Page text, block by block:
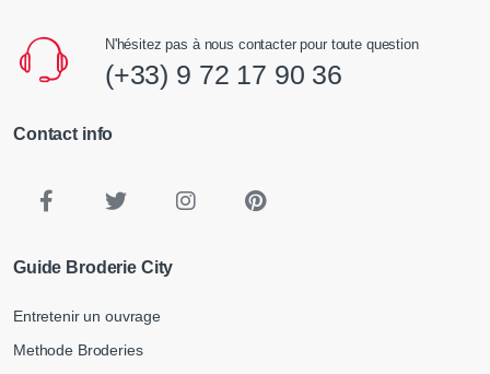
N'hésitez pas à nous contacter pour toute question
(+33) 9 72 17 90 36
Contact info
Guide Broderie City
Entretenir un ouvrage
Methode Broderies